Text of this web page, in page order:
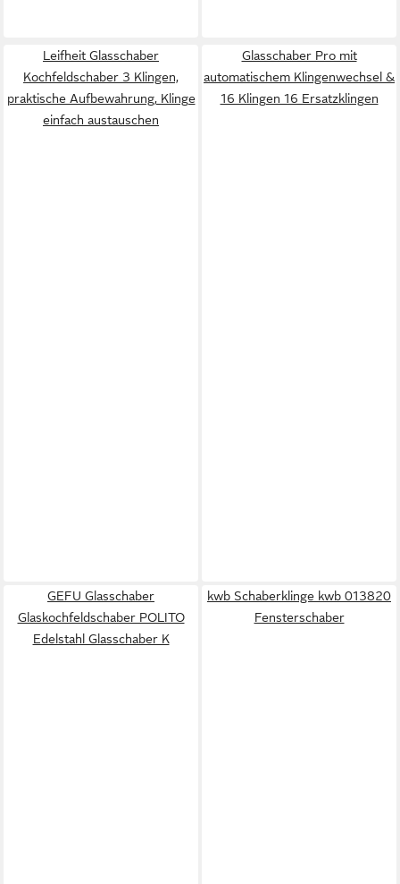
Leifheit Glasschaber
Kochfeldschaber 3 Klingen,
praktische Aufbewahrung, Klinge
einfach austauschen
Glasschaber Pro mit
automatischem Klingenwechsel &
16 Klingen 16 Ersatzklingen
GEFU Glasschaber
Glaskochfeldschaber POLITO
Edelstahl Glasschaber K
kwb Schaberklinge kwb 013820
Fensterschaber